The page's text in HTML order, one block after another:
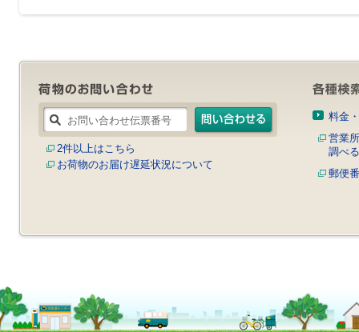
2件以上はこちら
お荷物のお届け遅延状況について
料金
営業
調べる
郵便